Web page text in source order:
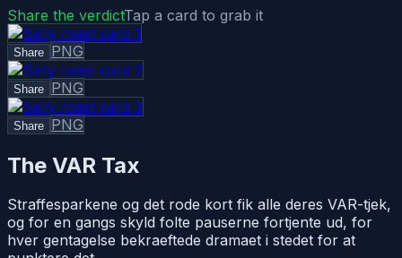
Share the verdictTap a card to grab it
Share PNG
Share PNG
Share PNG
The VAR Tax
Straffesparkene og det rode kort fik alle deres VAR-tjek,
og for en gangs skyld folte pauserne fortjente ud, for
hver gentagelse bekraeftede dramaet i stedet for at